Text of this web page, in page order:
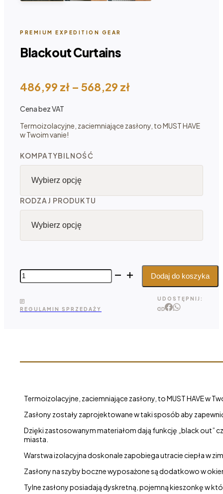
PREMIUM EXPEDITION GEAR
Blackout Curtains
486,99 zł – 568,29 złZakres
do 568,29 zł
Cena bez VAT
Termoizolacyjne, zaciemniające zasłony, to MUST HAVE
w Twoim vanie!
KOMPATYBILNOŚĆ
RODZAJ PRODUKTU
ilość
Blackout
Dodaj do koszyka
REGULAMIN SPRZEDAŻY
UDOSTĘPNIJ:
Termoizolacyjne, zaciemniające zasłony, to MUST HAVE w
Zasłony zostały zaprojektowane w taki sposób aby
Dzięki zastosowanym materiałom dają funkcję „black out”
miasta.
Warstwa izolacyjna doskonale zapobiega utracie ciepła w
Zasłony na szyby boczne wyposażone są dodatkowo w
Tylne zasłony posiadają dyskretną, pojemną kieszonkę w